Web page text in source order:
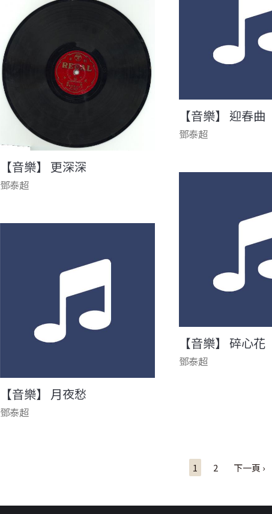
【音樂】 迎春曲
鄧泰超
【音樂】 更深深
鄧泰超
【音樂】 碎心花
鄧泰超
【音樂】 月夜愁
鄧泰超
1 2 下一頁 ›